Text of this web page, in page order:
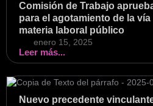
Comisión de Trabajo
para el agotamiento de la
materia laboral público
enero 15, 2025
Leer más...
Nuevo precedente